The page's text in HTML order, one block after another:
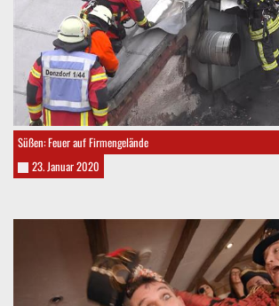
Süßen: Feuer auf Firmengelände
23. Januar 2020